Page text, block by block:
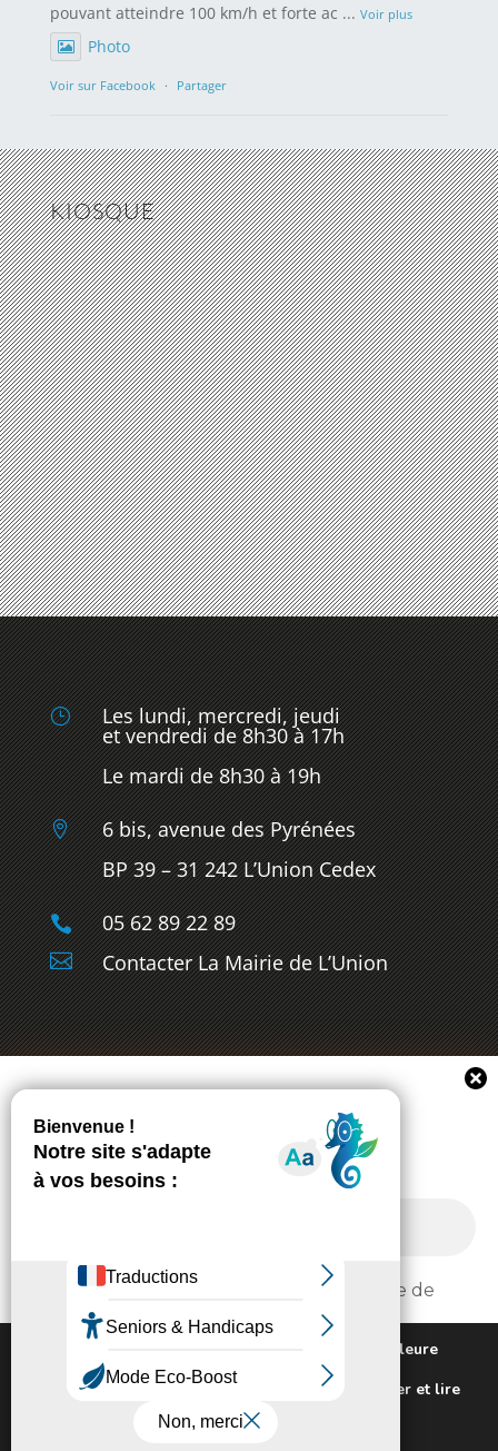
pouvant atteindre 100 km/h et forte ac ... Voir plus
Photo
Voir sur Facebook · Partager
KIOSQUE
} Les lundi, mercredi, jeudi
et vendredi de 8h30 à 17h
Le mardi de 8h30 à 19h

6 bis, avenue des Pyrénées
BP 39 – 31 242 L’Union Cedex
 05 62 89 22 89
 Contacter La Mairie de L’Union
Suivez toute l'actualité de votre ville!
J'ai pris connaissance de la politique de
confidentialité.
Contactez-nous
Plan du site
Mentions légales
Politique de confidentialité
Nous utilisons des cookies pour vous offrir la meilleure
expérience sur notre site.
Pour connaitre les cookies utilisés ou les désactiver et lire
notre politique de confidentialité,